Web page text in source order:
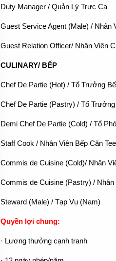
Duty Manager / Quản Lý Trực Ca
Guest Service Agent (Male) / Nhân
Guest Relation Officer/ Nhân Viên
CULINARY/ BẾP
Chef De Partie (Hot) / Tổ Trưởng
Chef De Partie (Pastry) / Tổ
Demi Chef De Partie (Cold) / Tổ
Staff Cook / Nhân Viên Bếp Căn
Commis de Cuisine (Cold)/ Nhân
Commis de Cuisine (Pastry) / Nhân
Steward (Male) / Tạp Vụ (Nam)
Quyền lợi chung:
· Lương thưởng cạnh tranh